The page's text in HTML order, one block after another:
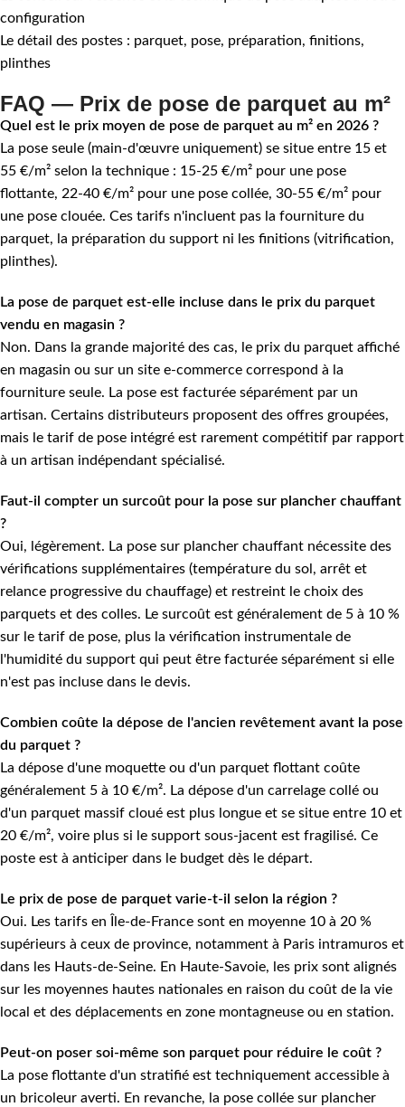
configuration
Le détail des postes : parquet, pose, préparation, finitions,
plinthes
FAQ — Prix de pose de parquet au m²
Quel est le prix moyen de pose de parquet au m² en 2026 ?
La pose seule (main-d'œuvre uniquement) se situe entre 15 et
55 €/m² selon la technique : 15-25 €/m² pour une pose
flottante, 22-40 €/m² pour une pose collée, 30-55 €/m² pour
une pose clouée. Ces tarifs n'incluent pas la fourniture du
parquet, la préparation du support ni les finitions (vitrification,
plinthes).
La pose de parquet est-elle incluse dans le prix du parquet
vendu en magasin ?
Non. Dans la grande majorité des cas, le prix du parquet affiché
en magasin ou sur un site e-commerce correspond à la
fourniture seule. La pose est facturée séparément par un
artisan. Certains distributeurs proposent des offres groupées,
mais le tarif de pose intégré est rarement compétitif par rapport
à un artisan indépendant spécialisé.
Faut-il compter un surcoût pour la pose sur plancher chauffant
?
Oui, légèrement. La pose sur plancher chauffant nécessite des
vérifications supplémentaires (température du sol, arrêt et
relance progressive du chauffage) et restreint le choix des
parquets et des colles. Le surcoût est généralement de 5 à 10 %
sur le tarif de pose, plus la vérification instrumentale de
l'humidité du support qui peut être facturée séparément si elle
n'est pas incluse dans le devis.
Combien coûte la dépose de l'ancien revêtement avant la pose
du parquet ?
La dépose d'une moquette ou d'un parquet flottant coûte
généralement 5 à 10 €/m². La dépose d'un carrelage collé ou
d'un parquet massif cloué est plus longue et se situe entre 10 et
20 €/m², voire plus si le support sous-jacent est fragilisé. Ce
poste est à anticiper dans le budget dès le départ.
Le prix de pose de parquet varie-t-il selon la région ?
Oui. Les tarifs en Île-de-France sont en moyenne 10 à 20 %
supérieurs à ceux de province, notamment à Paris intramuros et
dans les Hauts-de-Seine. En Haute-Savoie, les prix sont alignés
sur les moyennes hautes nationales en raison du coût de la vie
local et des déplacements en zone montagneuse ou en station.
Peut-on poser soi-même son parquet pour réduire le coût ?
La pose flottante d'un stratifié est techniquement accessible à
un bricoleur averti. En revanche, la pose collée sur plancher